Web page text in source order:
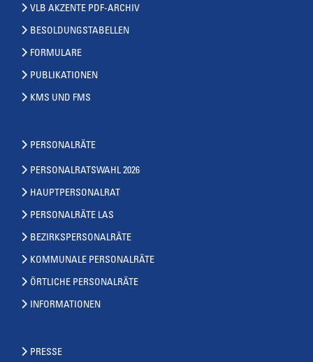
VLB AKZENTE PDF-ARCHIV
BESOLDUNGSTABELLEN
FORMULARE
PUBLIKATIONEN
KMS UND FMS
PERSONALRÄTE
PERSONALRATSWAHL 2026
HAUPTPERSONALRAT
PERSONALRÄTE LAS
BEZIRKSPERSONALRÄTE
KOMMUNALE PERSONALRÄTE
ÖRTLICHE PERSONALRÄTE
INFORMATIONEN
PRESSE